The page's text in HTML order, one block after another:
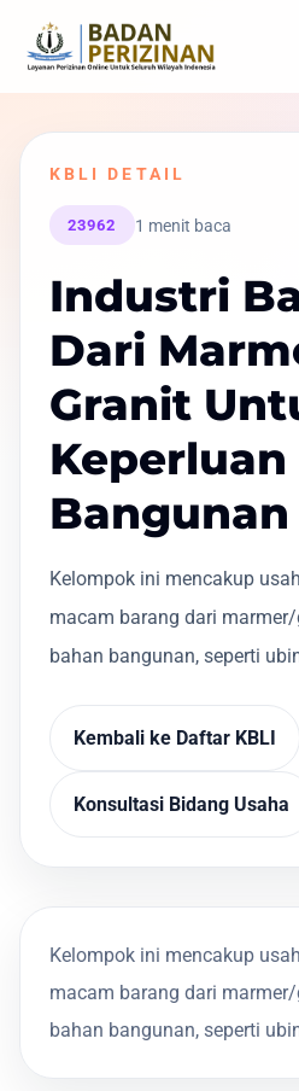
KBLI DETAIL
23962 1 menit baca
Industri
Dari
Granit
Keperluan
Bangunan
Kelompok ini mencakup
macam barang dari
bahan bangunan, seperti
Kembali ke Daftar KBLI
Konsultasi Bidang Usaha
Kelompok ini mencakup
macam barang dari
bahan bangunan, seperti